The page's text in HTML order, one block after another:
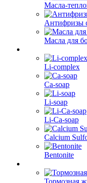
Масла-
Антифризы
Масла для
Li-complex
Ca-soap
Li-soap
Li-Ca-soap
Calcium
Bentonite
Тормозная